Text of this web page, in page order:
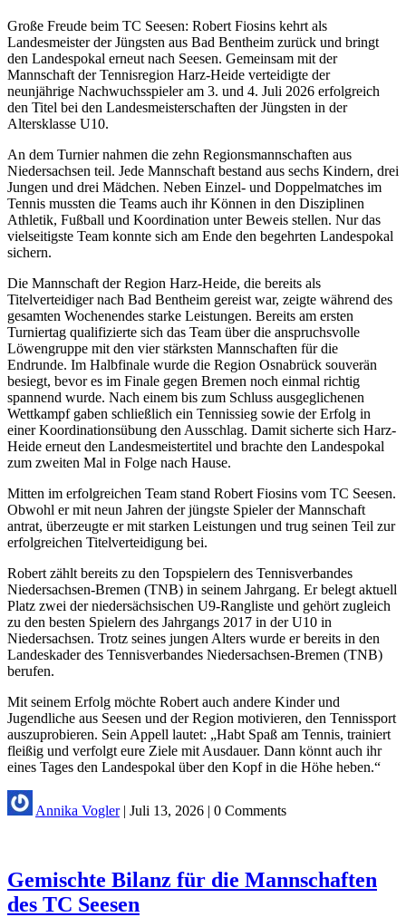
Große Freude beim TC Seesen: Robert Fiosins kehrt als
Landesmeister der Jüngsten aus Bad Bentheim zurück und bringt
den Landespokal erneut nach Seesen. Gemeinsam mit der
Mannschaft der Tennisregion Harz-Heide verteidigte der
neunjährige Nachwuchsspieler am 3. und 4. Juli 2026 erfolgreich
den Titel bei den Landesmeisterschaften der Jüngsten in der
Altersklasse U10.
An dem Turnier nahmen die zehn Regionsmannschaften aus
Niedersachsen teil. Jede Mannschaft bestand aus sechs Kindern, drei
Jungen und drei Mädchen. Neben Einzel- und Doppelmatches im
Tennis mussten die Teams auch ihr Können in den Disziplinen
Athletik, Fußball und Koordination unter Beweis stellen. Nur das
vielseitigste Team konnte sich am Ende den begehrten Landespokal
sichern.
Die Mannschaft der Region Harz-Heide, die bereits als
Titelverteidiger nach Bad Bentheim gereist war, zeigte während des
gesamten Wochenendes starke Leistungen. Bereits am ersten
Turniertag qualifizierte sich das Team über die anspruchsvolle
Löwengruppe mit den vier stärksten Mannschaften für die
Endrunde. Im Halbfinale wurde die Region Osnabrück souverän
besiegt, bevor es im Finale gegen Bremen noch einmal richtig
spannend wurde. Nach einem bis zum Schluss ausgeglichenen
Wettkampf gaben schließlich ein Tennissieg sowie der Erfolg in
einer Koordinationsübung den Ausschlag. Damit sicherte sich Harz-
Heide erneut den Landesmeistertitel und brachte den Landespokal
zum zweiten Mal in Folge nach Hause.
Mitten im erfolgreichen Team stand Robert Fiosins vom TC Seesen.
Obwohl er mit neun Jahren der jüngste Spieler der Mannschaft
antrat, überzeugte er mit starken Leistungen und trug seinen Teil zur
erfolgreichen Titelverteidigung bei.
Robert zählt bereits zu den Topspielern des Tennisverbandes
Niedersachsen-Bremen (TNB) in seinem Jahrgang. Er belegt aktuell
Platz zwei der niedersächsischen U9-Rangliste und gehört zugleich
zu den besten Spielern des Jahrgangs 2017 in der U10 in
Niedersachsen. Trotz seines jungen Alters wurde er bereits in den
Landeskader des Tennisverbandes Niedersachsen-Bremen (TNB)
berufen.
Mit seinem Erfolg möchte Robert auch andere Kinder und
Jugendliche aus Seesen und der Region motivieren, den Tennissport
auszuprobieren. Sein Appell lautet: „Habt Spaß am Tennis, trainiert
fleißig und verfolgt eure Ziele mit Ausdauer. Dann könnt auch ihr
eines Tages den Landespokal über den Kopf in die Höhe heben.“
Annika Vogler| Juli 13, 2026 | 0 Comments
Gemischte Bilanz für die Mannschaften
des TC Seesen